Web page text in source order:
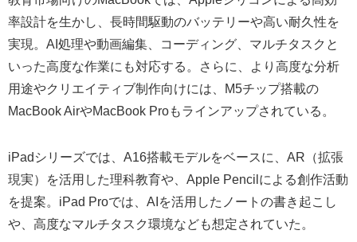
率設計を生かし、長時間駆動のバッテリーや高い耐久性を
実現。AI処理や動画編集、コーディング、マルチタスクと
いった高度な作業にも対応する。さらに、より高度な分析
用途やクリエイティブ制作向けには、M5チップ搭載の
MacBook AirやMacBook Proもラインアップされている。
iPadシリーズでは、A16搭載モデルをベースに、AR（拡張
現実）を活用した理科教育や、Apple Pencilによる創作活動
を提案。iPad Proでは、AIを活用したノートの書き起こし
や、高度なマルチタスク環境なども想定されていた。